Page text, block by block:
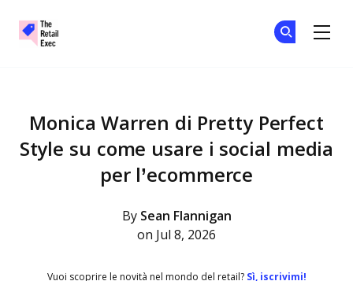
Monica Warren di Pretty Perfect
Style su come usare i social media
per l’ecommerce
By Sean Flannigan
on Jul 8, 2026
Vuoi scoprire le novità nel mondo del retail?Sì, iscrivimi!